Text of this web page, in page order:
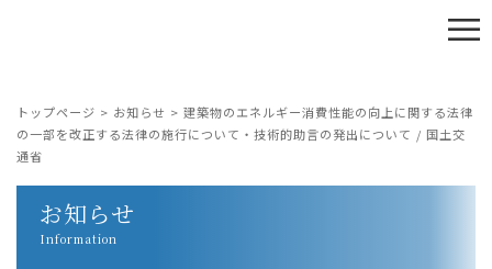
≡
トップページ > お知らせ > 建築物のエネルギー消費性能の向上に関する法律
の一部を改正する法律の施行について・技術的助言の発出について / 国土交
通省
お知らせ
Information